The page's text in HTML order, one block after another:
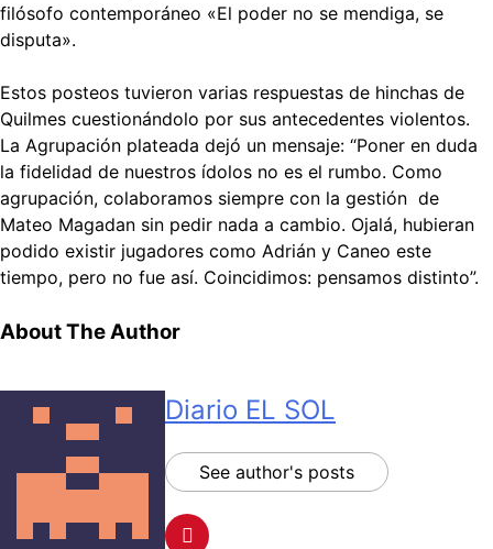
filósofo contemporáneo «El poder no se mendiga, se
disputa».
Estos posteos tuvieron varias respuestas de hinchas de
Quilmes cuestionándolo por sus antecedentes violentos.
La Agrupación plateada dejó un mensaje: “Poner en duda
la fidelidad de nuestros ídolos no es el rumbo. Como
agrupación, colaboramos siempre con la gestión de
Mateo Magadan sin pedir nada a cambio. Ojalá, hubieran
podido existir jugadores como Adrián y Caneo este
tiempo, pero no fue así. Coincidimos: pensamos distinto”.
About The Author
Diario EL SOL
See author's posts